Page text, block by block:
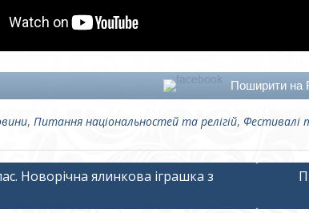
Поширити на
, Питання національностей та релігій, Фестивалі
Новорічна ялинкова іграшка з